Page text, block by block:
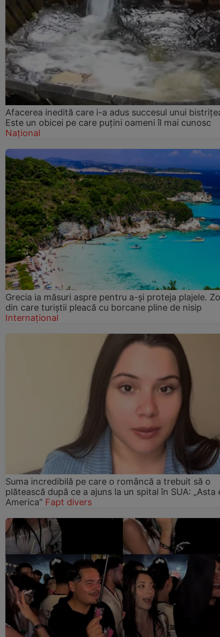
Afacerea inedită care i-a adus succesul unui
Este un obicei pe care puțini oameni îl mai cunosc
Național
Grecia ia măsuri aspre pentru a-și proteja plajele.
din care turiștii pleacă cu borcane pline de nisip
Internațional
Suma incredibilă pe care o româncă a trebuit să o
plătească după ce a ajuns la un spital în SUA: „Asta
America” Fapt divers